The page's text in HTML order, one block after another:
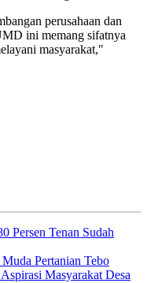
perusahaan dan
ini memang sifatnya
masyarakat,"
Persen Tenan Sudah
Pertanian Tebo
Masyarakat Desa